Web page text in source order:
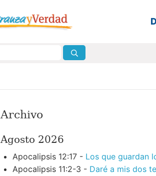
Archivo
Agosto 2026
Apocalipsis 12:17 - Los que guardan
Apocalipsis 11:2-3 - Daré a mis dos